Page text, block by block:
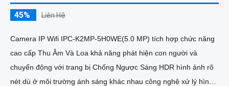
45% Liên Hệ
Camera IP Wifi IPC-K2MP-5H0WE(5.0 MP) tích hợp chức năng
cao cấp Thu Âm Và Loa khả năng phát hiện con người và
chuyển động với trang bị Chống Ngược Sáng HDR hình ảnh rõ
nét dù ở môi trường ánh sáng khác nhau công nghệ xử lý hình